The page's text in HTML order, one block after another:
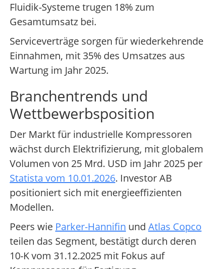
Fluidik-Systeme trugen 18% zum
Gesamtumsatz bei.
Serviceverträge sorgen für wiederkehrende
Einnahmen, mit 35% des Umsatzes aus
Wartung im Jahr 2025.
Branchentrends und
Wettbewerbsposition
Der Markt für industrielle Kompressoren
wächst durch Elektrifizierung, mit globalem
Volumen von 25 Mrd. USD im Jahr 2025 per
Statista vom 10.01.2026. Investor AB
positioniert sich mit energieeffizienten
Modellen.
Peers wie Parker-Hannifin und Atlas Copco
teilen das Segment, bestätigt durch deren
10-K vom 31.12.2025 mit Fokus auf